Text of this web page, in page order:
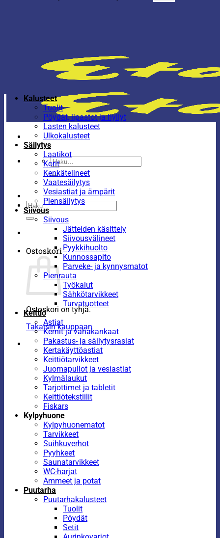
Etsi:
Etsi:
Ostoskori
Ostoskori on tyhjä.
Takaisin kauppaan
Kalusteet
Tuolit
Pöydät, lipastot ja hyllyt
Lasten kalusteet
Ulkokalusteet
Säilytys
Laatikot
Korit
Kenkätelineet
Vaatesäilytys
Vesiastiat ja ämpärit
Piensäilytys
Siivous
Siivous
Jätteiden käsittely
Siivousvälineet
Pyykkihuolto
Kunnossapito
Parveke- ja kynnysmatot
Pienrauta
Työkalut
Sähkötarvikkeet
Turvatuotteet
Keittiö
Astiat
Kernit ja vahakankaat
Pakastus- ja säilytysrasiat
Kertakäyttöastiat
Keittiötarvikkeet
Juomapullot ja vesiastiat
Kylmälaukut
Tarjottimet ja tabletit
Keittiötekstiilit
Fiskars
Kylpyhuone
Kylpyhuonematot
Tarvikkeet
Suihkuverhot
Pyyhkeet
Saunatarvikkeet
WC-harjat
Ammeet ja potat
Puutarha
Puutarhakalusteet
Tuolit
Pöydät
Setit